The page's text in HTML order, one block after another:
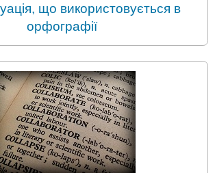
що використовується в
орфографії